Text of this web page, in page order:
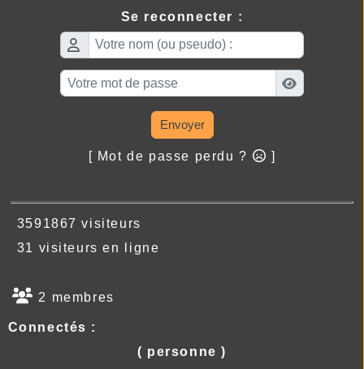
Se reconnecter :
Envoyer
[ Mot de passe perdu ? ]
3591867 visiteurs
31 visiteurs en ligne
2 membres
Connectés :
( personne )